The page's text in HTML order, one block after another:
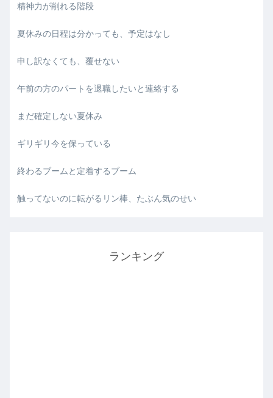
精神力が削れる階段
夏休みの日程は分かっても、予定はなし
申し訳なくても、覆せない
午前の方のパートを退職したいと連絡する
まだ確定しない夏休み
ギリギリ今を保っている
終わるブームと定着するブーム
触ってないのに転がるリン棒、たぶん気のせい
ランキング